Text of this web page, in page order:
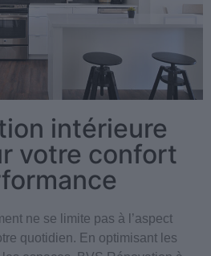
intérieure
votre confort
ne se limite pas à l’aspect
quotidien. En optimisant les